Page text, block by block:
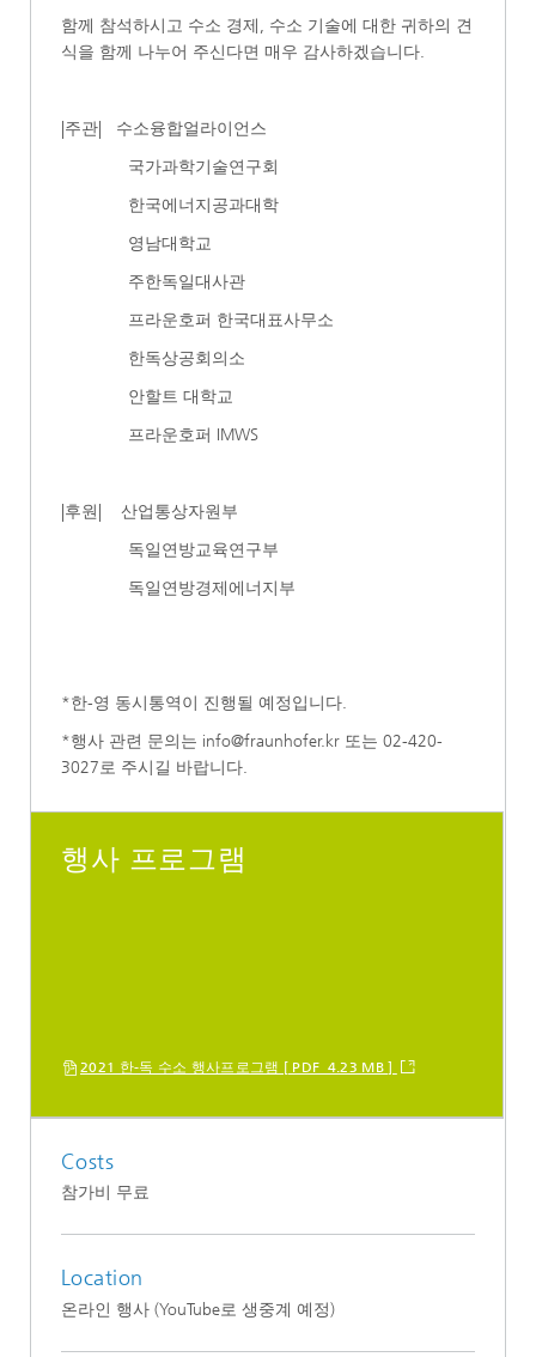
함께 참석하시고 수소 경제, 수소 기술에 대한 귀하의 견
식을 함께 나누어 주신다면 매우 감사하겠습니다.
|주관| 수소융합얼라이언스
국가과학기술연구회
한국에너지공과대학
영남대학교
주한독일대사관
프라운호퍼 한국대표사무소
한독상공회의소
안할트 대학교
프라운호퍼 IMWS
|후원| 산업통상자원부
독일연방교육연구부
독일연방경제에너지부
*한-영 동시통역이 진행될 예정입니다.
*행사 관련 문의는 info@fraunhofer.kr 또는 02-420-
3027로 주시길 바랍니다.
행사 프로그램
2021 한-독 수소 행사프로그램 [ PDF 4.23 MB ]
Costs
참가비 무료
Location
온라인 행사 (YouTube로 생중계 예정)